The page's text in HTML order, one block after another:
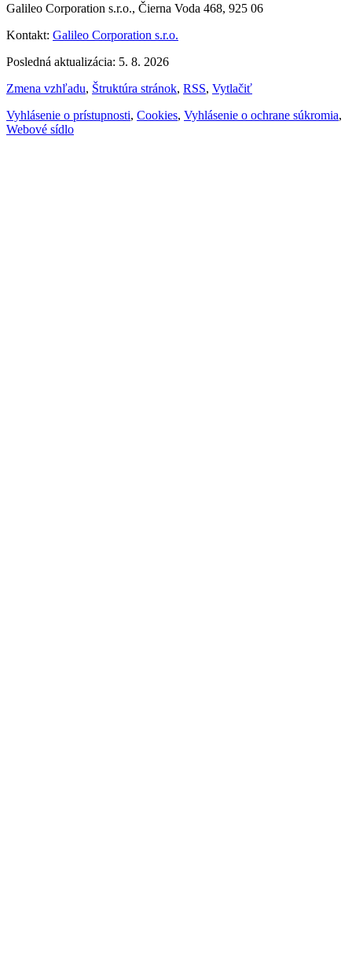
Galileo Corporation s.r.o., Čierna Voda 468, 925 06
Kontakt: Galileo Corporation s.r.o.
Posledná aktualizácia: 5. 8. 2026
Zmena vzhľadu, Štruktúra stránok, RSS, Vytlačiť
Vyhlásenie o prístupnosti, Cookies, Vyhlásenie o ochrane súkromia,
Webové sídlo